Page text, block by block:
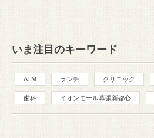
いま注目のキーワード
ATM ランチ クリニック
歯科 イオンモール幕張新都心